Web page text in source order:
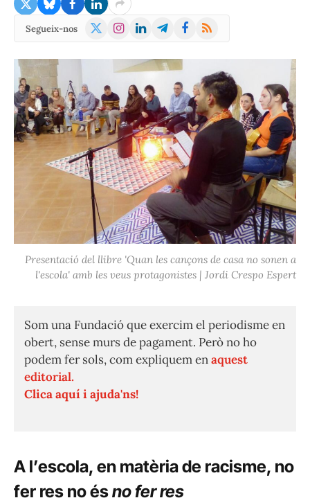
Segueix-nos
X
Instagram
LinkedInTelegramFacebook
RSS
Presentació del llibre 'Quan les cançons de casa no sonen a
l'escola' amb les veus protagonistes | Jordi Crespo Espert
Som una Fundació que exercim el periodisme en
obert, sense murs de pagament. Però no ho
podem fer sols, com expliquem enaquest
editorial.
Clica aquí i ajuda'ns!
A l’escola, en matèria de racisme, no
fer res no ésno fer res